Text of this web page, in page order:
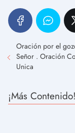
Oración por el
Señor . Oración
Unica
¡Más Contenido!